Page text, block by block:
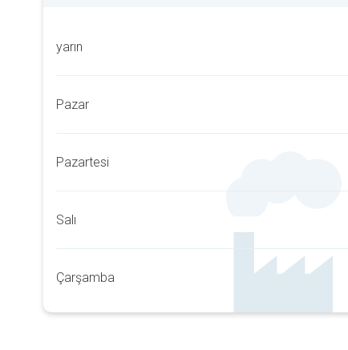
yarın
Pazar
Pazartesi
Salı
Çarşamba